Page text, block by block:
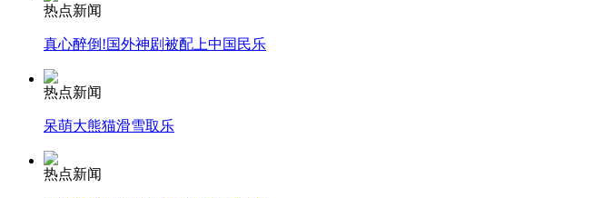
安徽一实载49人客车翻车
走！跟着总书记去植树
热点新闻
真心醉倒!国外神剧被配上中国民乐
热点新闻
呆萌大熊猫滑雪取乐
热点新闻